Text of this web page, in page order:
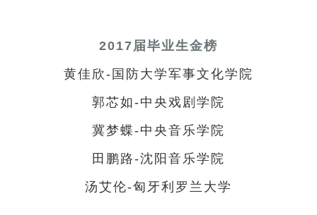
2017届毕业生金榜
黄佳欣-国防大学军事文化学院
郭芯如-中央戏剧学院
冀梦蝶-中央音乐学院
田鹏路-沈阳音乐学院
汤艾伦-匈牙利罗兰大学